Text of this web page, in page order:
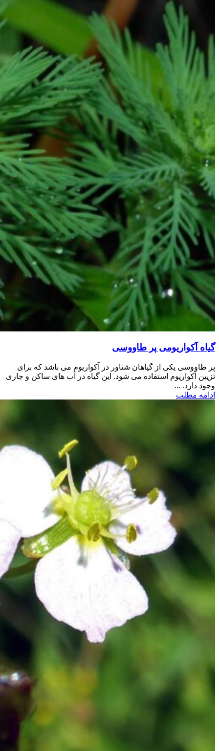
گیاه آکواریومی پر طاووسی
پر طاووسی یکی از گیاهان شناور در آکواریوم می باشد که برای
تزیین آکواریوم استفاده می شود. این گیاه در آب های ساکن و جاری
وجود دارد. ...
ادامه مطلب